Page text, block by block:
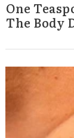
One
The Body